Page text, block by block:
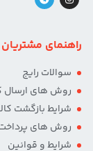
راهنمای مشتریان
سوالات رایج
روش های ارسال
شرایط بازگشت
روش های
شرایط و قوانین